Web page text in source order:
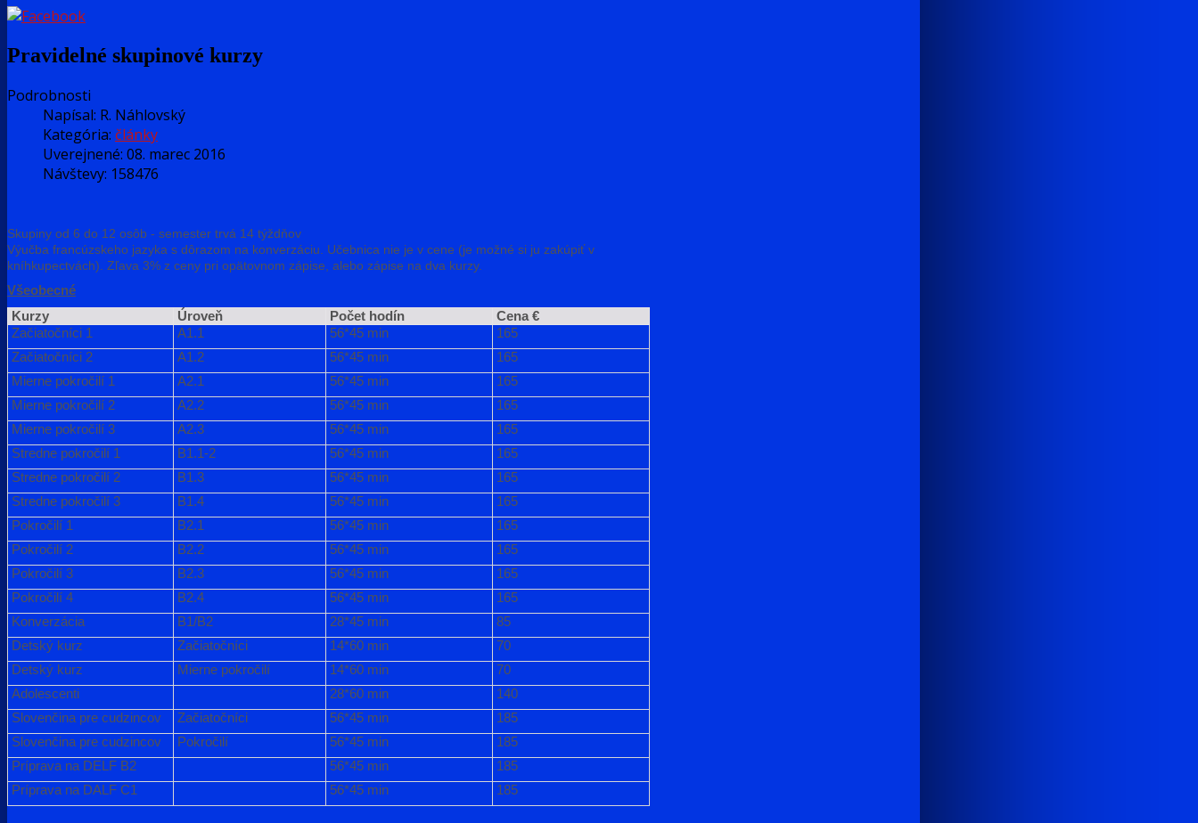
Pravidelné skupinové kurzy
Podrobnosti
Napísal: R. Náhlovský
Kategória: články
Uverejnené: 08. marec 2016
Návštevy: 158476
Skupiny od 6 do 12 osôb - semester trvá 14 týždňov
Výučba francúzskeho jazyka s dôrazom na konverzáciu. Učebnica nie je v cene (je možné si ju zakúpiť v
kníhkupectvách). Zľava 3% z ceny pri opätovnom zápise, alebo zápise na dva kurzy.
Všeobecné
Kurzy Úroveň Počet hodín
Cena €
Začiatočníci 1
A1.1 56*45 min
165
Začiatočníci 2
A1.2 56*45 min
165
Mierne pokročilí 1
A2.1 56*45 min
165
Mierne pokročilí 2
A2.2 56*45 min
165
Mierne pokročilí 3
A2.3 56*45 min
165
Stredne pokročilí 1
B1.1-2 56*45 min
165
Stredne pokročilí 2
B1.3 56*45 min
165
Stredne pokročilí 3
B1.4 56*45 min
165
Pokročilí 1
B2.1 56*45 min
165
Pokročilí 2
B2.2 56*45 min
165
Pokročilí 3
B2.3 56*45 min
165
Pokročilí 4
B2.4 56*45 min
165
Konverzácia
B1/B2 28*45 min
85
Detský kurz
Začiatočníci 14*60 min
70
Detský kurz
Mierne pokročilí 14*60 min
70
Adolescenti
28*60 min
140
Slovenčina pre cudzincov
Začiatočníci 56*45 min
185
Slovenčina pre cudzincov
Pokročilí 56*45 min
185
Príprava na DELF B2
56*45 min
185
Príprava na DALF C1
56*45 min 185